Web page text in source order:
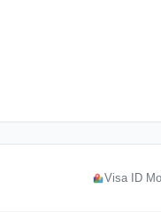
Visa ID